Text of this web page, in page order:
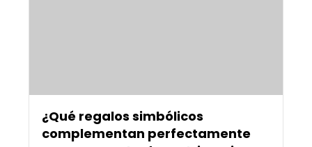
¿Qué regalos simbólicos
complementan perfectamente